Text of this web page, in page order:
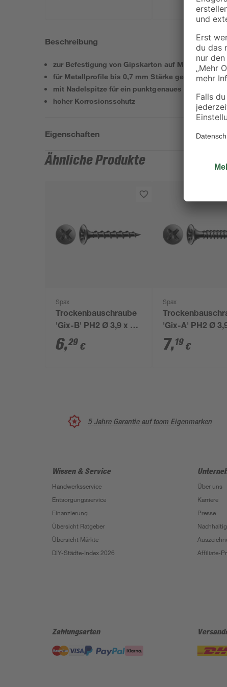
Beschreibung
zur Befestigung von Gipskarton auf
für Metallprofile bis 0,7 mm Stärke geeignet
mit Nadelspitze für ein punktgenaues Ansetzen
hoher Korrosionsschutz
Eigenschaften
Ähnliche Produkte
Spax
Trockenbauschraube
'Gix-B' PH2 Ø 3,9 x 30
mm 150 Stück
6,29 €
Spax
'Gix-A' PH2 Ø
mm 150 Stück
7,19 €
5 Jahre Garantie auf toom Eigenmarken
Wissen & Service
Handwerksservice
Entsorgungsservice
Finanzierung
Übersicht Ratgeber
Übersicht Märkte
DIY-Städte-Index 2026
Über uns
Karriere
Presse
Affiliate-
Zahlungsarten